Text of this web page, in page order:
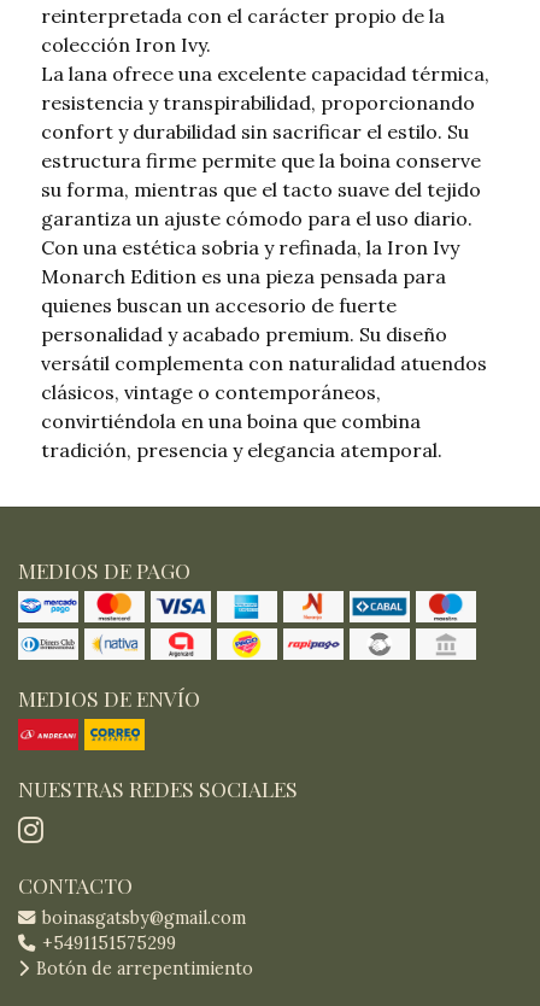
reinterpretada con el carácter propio de la
colección Iron Ivy.
La lana ofrece una excelente capacidad térmica,
resistencia y transpirabilidad, proporcionando
confort y durabilidad sin sacrificar el estilo. Su
estructura firme permite que la boina conserve
su forma, mientras que el tacto suave del tejido
garantiza un ajuste cómodo para el uso diario.
Con una estética sobria y refinada, la Iron Ivy
Monarch Edition es una pieza pensada para
quienes buscan un accesorio de fuerte
personalidad y acabado premium. Su diseño
versátil complementa con naturalidad atuendos
clásicos, vintage o contemporáneos,
convirtiéndola en una boina que combina
tradición, presencia y elegancia atemporal.
MEDIOS DE PAGO
MEDIOS DE ENVÍO
NUESTRAS REDES SOCIALES
CONTACTO
boinasgatsby@gmail.com
+5491151575299
Botón de arrepentimiento